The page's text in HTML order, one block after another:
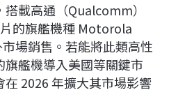
載高通（Qualcomm）
的旗艦機種 Motorola
場銷售。若能將此類高性
艦機導入美國等關鍵市
2026 年擴大其市場影響